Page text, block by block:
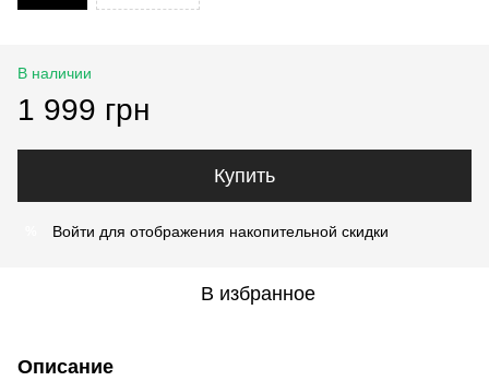
В наличии
1 999 грн
Купить
Войти для отображения накопительной скидки
В избранное
Описание